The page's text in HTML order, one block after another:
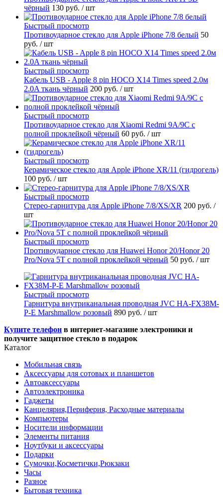
чёрный 130 руб. / шт
Быстрый просмотр
Противоударное стекло для Apple iPhone 7/8 белый 50
руб. / шт
Быстрый просмотр
Кабель USB - Apple 8 pin HOCO X14 Times speed 2.0м
2.0A ткань чёрный 200 руб. / шт
Быстрый просмотр
Противоударное стекло для Xiaomi Redmi 9A/9C с
полной проклейкой чёрный 60 руб. / шт
Быстрый просмотр
Керамическое стекло для Apple iPhone XR/11 (гидрогель)
100 руб. / шт
Быстрый просмотр
Стерео-гарнитура для Apple iPhone 7/8/XS/XR 200 руб. /
шт
Быстрый просмотр
Противоударное стекло для Huawei Honor 20/Honor 20
Pro/Nova 5T с полной проклейкой чёрный 50 руб. / шт
Быстрый просмотр
Гарнитура внутриканальная проводная JVC HA-FX38M-
P-E Marshmallow розовый 890 руб. / шт
Купите телефон в интернет-магазине электроники и
получите защитное стекло в подарок
Каталог
Мобильная связь
Аксессуары для сотовых и планшетов
Автоаксессуары
Автоэлектроника
Гаджеты
Канцелярия,Периферия, Расходные материалы
Компьютеры
Носители информации
Элементы питания
Ноутбуки и аксессуары
Подарки
Сумочки,Косметички,Рюкзаки
Часы
Разное
Бытовая техника